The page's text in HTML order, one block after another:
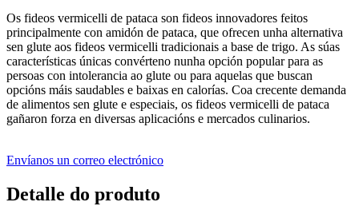
Os fideos vermicelli de pataca son fideos innovadores feitos
principalmente con amidón de pataca, que ofrecen unha alternativa
sen glute aos fideos vermicelli tradicionais a base de trigo. As súas
características únicas convérteno nunha opción popular para as
persoas con intolerancia ao glute ou para aquelas que buscan
opcións máis saudables e baixas en calorías. Coa crecente demanda
de alimentos sen glute e especiais, os fideos vermicelli de pataca
gañaron forza en diversas aplicacións e mercados culinarios.
Envíanos un correo electrónico
Detalle do produto